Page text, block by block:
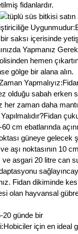
fidanlardır.
saksı içerisinde
Yapmanız
hemen
gölge bir alana alın.
olduğu sabah erken
her zaman daha
cm ebatlarında
güneye gelecek
aşı noktasının 10
asgari 20 litre can
Fidan dikiminde
olan hayvansal gübre
20 günde bir
için en ideal